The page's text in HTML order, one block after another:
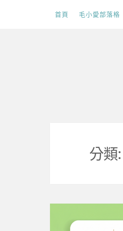
首頁 毛小愛部落格
分類: